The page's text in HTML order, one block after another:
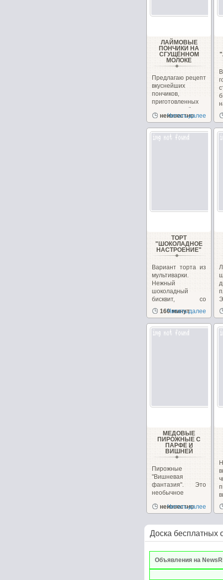
ЛАЙМОВЫЕ
ПОНЧИКИ НА
СГУЩЁННОМ
МОЛОКЕ
Предлагаю рецепт
вкуснейших
пончиков,
приготовленных
на сгущённом
молоке с
неизвестно
Читать далее
ТОРТ
"ШОКОЛАДНОЕ
НАСТРОЕНИЕ"
Вариант торта из
мультиварки.
Нежный
шоколадный
бисквит, со
сметанным
кремом...
160 минут
Читать далее
МЕДОВЫЕ
ПИРОЖНЫЕ С
ПАРФЕ И
ВИШНЕЙ
Пирожные
"Вишневая
фантазия". Это
необычное
сочетает в себе,...
неизвестно
Читать далее
Доска бесплатных
Объявления на